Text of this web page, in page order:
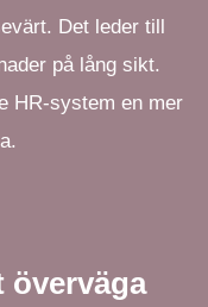
Det leder till
på lång sikt.
HR-system en mer
överväga